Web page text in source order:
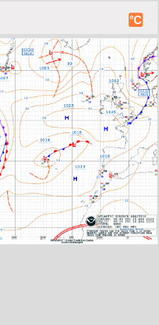
°C